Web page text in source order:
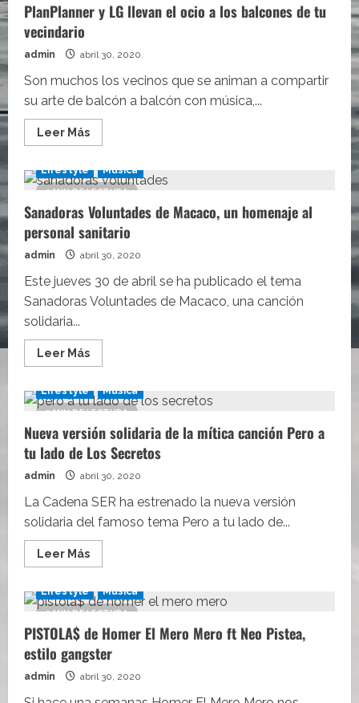
juguetes
de
para
a
estos
héroes
PlanPlanner y LG llevan el ocio a los balcones de tu
vecindario
admin abril 30, 2020
Son muchos los vecinos que se animan a compartir
su arte de balcón a balcón con música,...
Leer MásLeer
más
PlanPlanner
y
llevan
el
ocio
los
de
tu
vecindario
2 MIN DE LECTURA
Lifestyle Música
Sanadoras Voluntades de Macaco, un homenaje al
personal sanitario
admin abril 30, 2020
Este jueves 30 de abril se ha publicado el tema
Sanadoras Voluntades de Macaco, una canción
solidaria...
Leer MásLeer
más
Sanadoras
Voluntades
Macaco,
un
homenaje
personal
2 MIN DE LECTURA
Lifestyle Música
Nueva versión solidaria de la mítica canción Pero a
tu lado de Los Secretos
admin abril 30, 2020
La Cadena SER ha estrenado la nueva versión
solidaria del famoso tema Pero a tu lado de...
Leer MásLeer
más
Nueva
versión
de
la
mítica
Pero
tu
3 MIN DE LECTURA
Lifestyle Música
PISTOLA$ de Homer El Mero Mero ft Neo Pistea,
estilo gangster
admin abril 30, 2020